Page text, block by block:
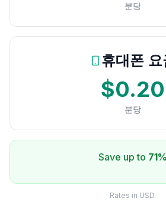
분당
휴대폰 요
$0.20
분당
Save up to 71%
Rates in USD.